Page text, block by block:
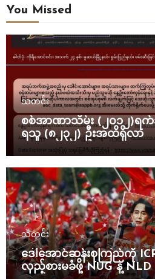
You Missed
သတင်း
စစ်အာဏာသိမ်း (၂၀၁၂)ရ
ရသူ (၈၂၃၂) ဦးအထိရှိလာ
သတင်း
ဒေါ်အောင်ဆန်းစုကြည်ကို
လှည့်စားမခံဖို့ NUG နဲ့